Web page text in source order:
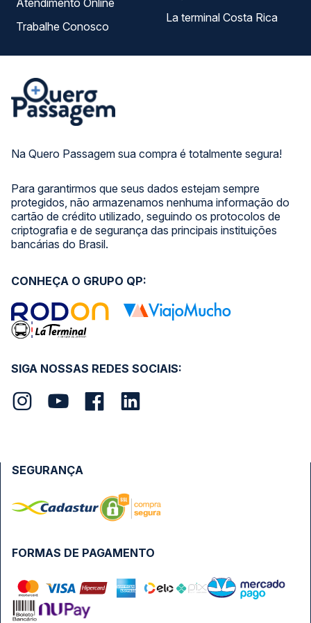
Na Quero Passagem sua compra é totalmente segura!
Para garantirmos que seus dados estejam sempre
protegidos, não armazenamos nenhuma informação do
cartão de crédito utilizado, seguindo os protocolos de
criptografia e de segurança das principais instituições
bancárias do Brasil.
Atendimento Online
Trabalhe Conosco
La terminal Costa Rica
SIGA NOSSAS REDES SOCIAIS:
CONHEÇA O GRUPO QP:
FORMAS DE PAGAMENTO
SEGURANÇA